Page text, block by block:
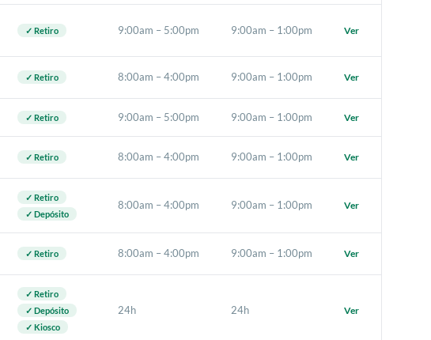
✓ Retiro 9:00am – 5:00pm 9:00am – 1:00pm Ver
✓ Retiro 8:00am – 4:00pm 9:00am – 1:00pm Ver
✓ Retiro 9:00am – 5:00pm 9:00am – 1:00pm Ver
✓ Retiro 8:00am – 4:00pm 9:00am – 1:00pm Ver
✓ Retiro
✓ Depósito
8:00am – 4:00pm 9:00am – 1:00pm Ver
✓ Retiro 8:00am – 4:00pm 9:00am – 1:00pm Ver
✓ Retiro
✓ Depósito
✓ Kiosco
24h 24h Ver